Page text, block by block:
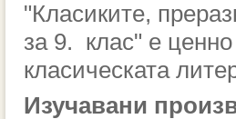
"Класиките,
за 9. клас" е
класическата
Изучавани